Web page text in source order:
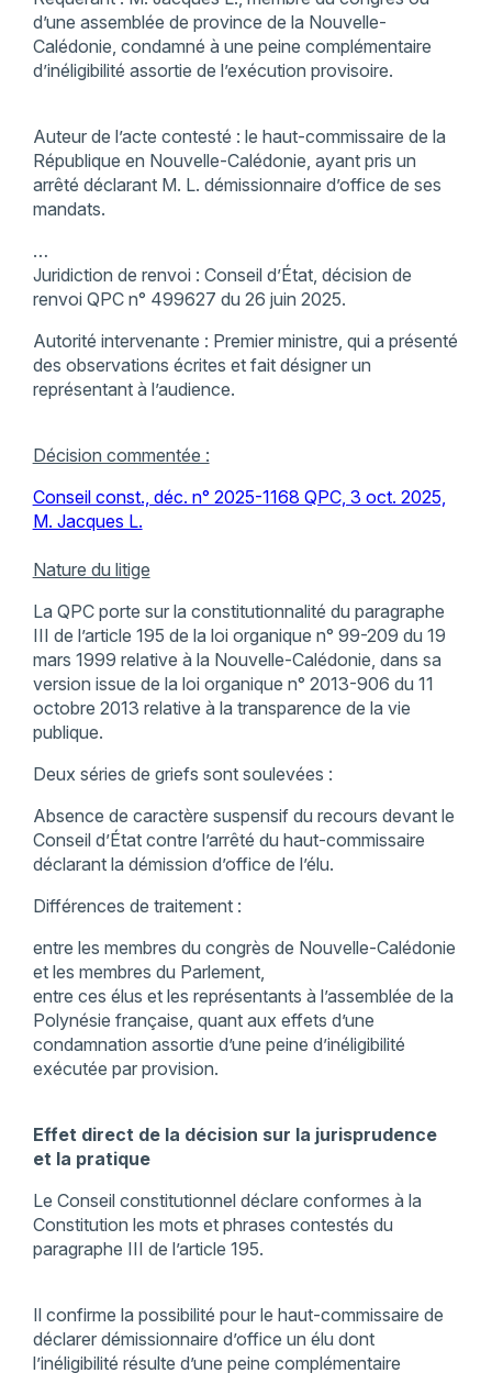
d’une assemblée de province de la Nouvelle-
Calédonie, condamné à une peine complémentaire
d’inéligibilité assortie de l’exécution provisoire.
Auteur de l’acte contesté : le haut-commissaire de la
République en Nouvelle-Calédonie, ayant pris un
arrêté déclarant M. L. démissionnaire d’office de ses
mandats.
…
Juridiction de renvoi : Conseil d’État, décision de
renvoi QPC n° 499627 du 26 juin 2025.
Autorité intervenante : Premier ministre, qui a présenté
des observations écrites et fait désigner un
représentant à l’audience.
Décision commentée :
Conseil const., déc. n° 2025-1168 QPC, 3 oct. 2025,
M. Jacques L.
Nature du litige
La QPC porte sur la constitutionnalité du paragraphe
III de l’article 195 de la loi organique n° 99-209 du 19
mars 1999 relative à la Nouvelle-Calédonie, dans sa
version issue de la loi organique n° 2013-906 du 11
octobre 2013 relative à la transparence de la vie
publique.
Deux séries de griefs sont soulevées :
Absence de caractère suspensif du recours devant le
Conseil d’État contre l’arrêté du haut-commissaire
déclarant la démission d’office de l’élu.
Différences de traitement :
entre les membres du congrès de Nouvelle-Calédonie
et les membres du Parlement,
entre ces élus et les représentants à l’assemblée de la
Polynésie française, quant aux effets d’une
condamnation assortie d’une peine d’inéligibilité
exécutée par provision.
Effet direct de la décision sur la jurisprudence
et la pratique
Le Conseil constitutionnel déclare conformes à la
Constitution les mots et phrases contestés du
paragraphe III de l’article 195.
Il confirme la possibilité pour le haut-commissaire de
déclarer démissionnaire d’office un élu dont
l’inéligibilité résulte d’une peine complémentaire